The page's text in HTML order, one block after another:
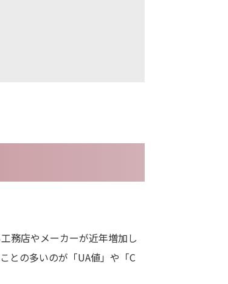
務店やメーカーが近年増加し
との多いのが「UA値」や「C